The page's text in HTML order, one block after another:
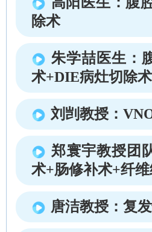
除术
朱学喆医生：
术+DIE病灶切除术
刘剀教授：
郑寰宇教授团
术+肠修补术+纤
唐洁教授：复